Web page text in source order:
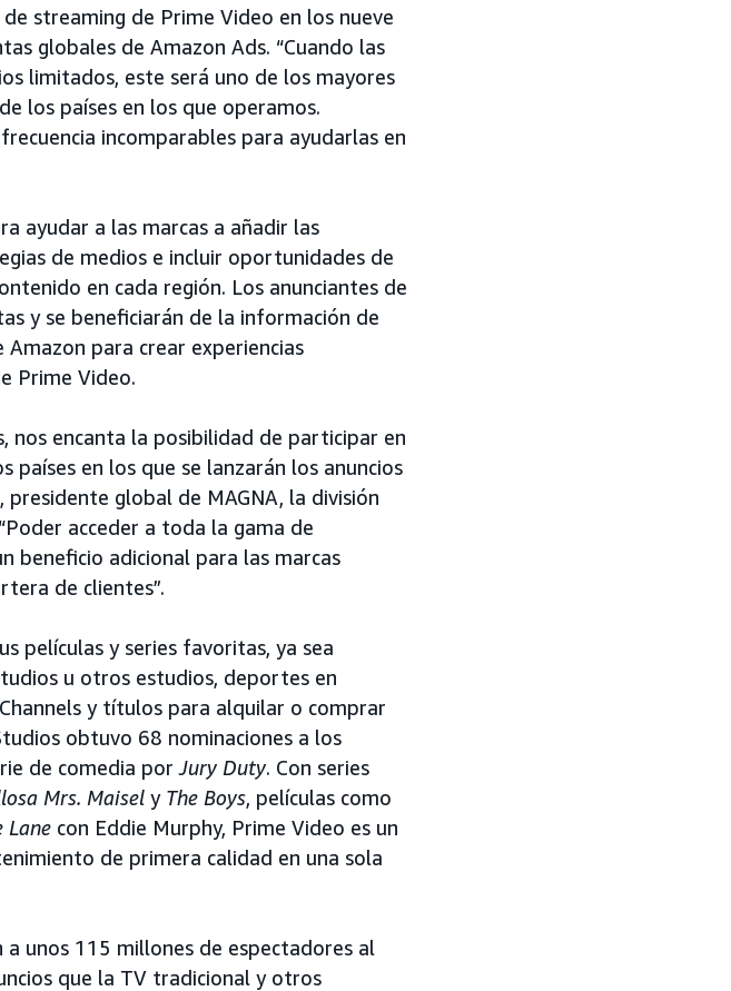
streaming de Prime Video en los nueve
globales de Amazon Ads. “Cuando las
limitados, este será uno de los mayores
los países en los que operamos.
incomparables para ayudarlas en
ayudar a las marcas a añadir las
de medios e incluir oportunidades de
en cada región. Los anunciantes de
y se beneficiarán de la información de
para crear experiencias
Prime Video.
nos encanta la posibilidad de participar en
en los que se lanzarán los anuncios
global de MAGNA, la división
acceder a toda la gama de
beneficio adicional para las marcas
de clientes”.
películas y series favoritas, ya sea
u otros estudios, deportes en
y títulos para alquilar o comprar
obtuvo 68 nominaciones a los
de comedia porJury Duty. Con series
Mrs. Maisel y The Boys, películas como
Lane con Eddie Murphy, Prime Video es un
de primera calidad en una sola
a unos 115 millones de espectadores al
que la TV tradicional y otros